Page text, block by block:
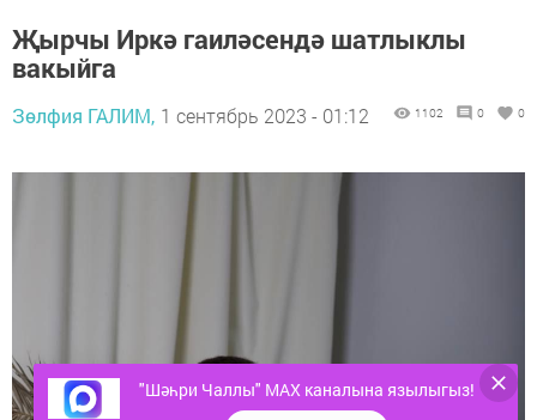
Җырчы Иркә гаиләсендә шатлыклы
вакыйга
Зөлфия ГАЛИМ, 1 сентябрь 2023 - 01:12 1102 0 0
"Шәһри Чаллы" MAX каналына язылыгыз!